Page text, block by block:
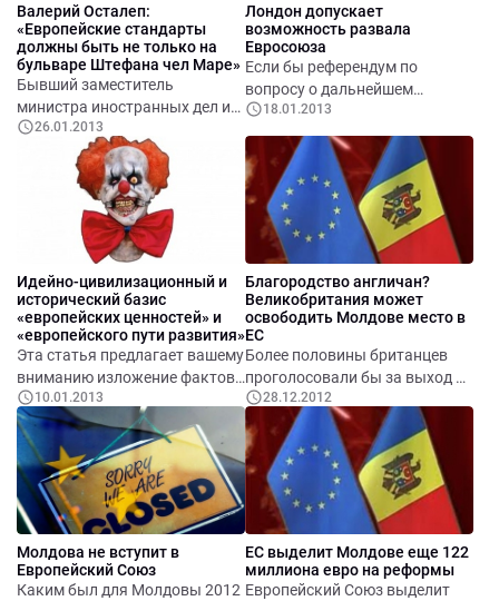
Валерий Осталеп:
«Европейские стандарты
должны быть не только на
бульваре Штефана чел Маре»
Бывший заместитель
министра иностранных дел и
европейской интеграции
Республики Молдова призвал
некоторых политиков
прекратить «имитировать
приближение Республики
Молдова к Европейскому
26.01.2013
Лондон допускает
возможность развала
Евросоюза
Если бы референдум по
вопросу о дальнейшем
нахождении Соединенного
Королевства в составе ЕС
проходил завтра, "против"
высказались бы 51%
британцев
18.01.2013
Идейно-цивилизационный и
исторический базис
«европейских ценностей» и
«европейского пути развития»
Эта статья предлагает вашему
вниманию изложение фактов,
и соответствующих выводов,
которые могут
способствовать лучшему
пониманию, вышеупомянутых,
широко и часто
употребляемых фраз.
10.01.2013
Благородство англичан?
Великобритания может
освободить Молдове место в
ЕС
Более половины британцев
проголосовали бы за выход из
ЕС28.12.2012
Молдова не вступит в
Европейский Союз
Каким был для Молдовы 2012
ЕС выделит Молдове еще 122
миллиона евро на реформы
Европейский Союз выделит